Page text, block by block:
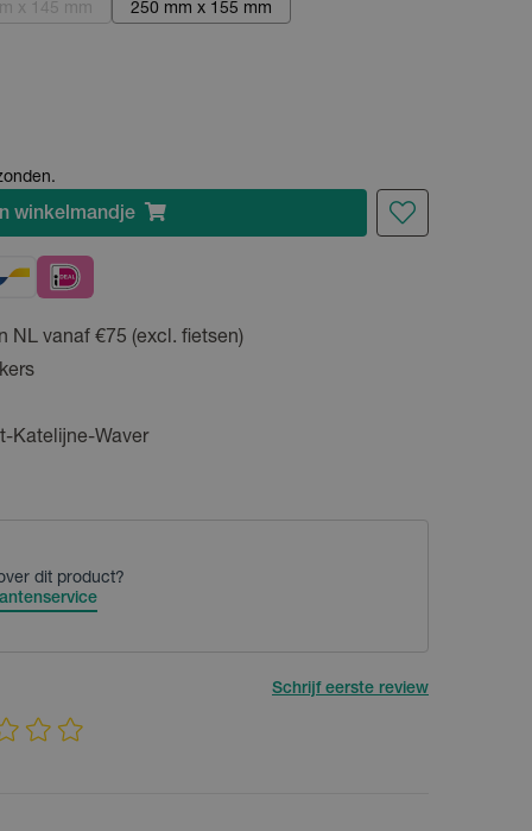
x 145 mm 250 mm x 155 mm
winkelmandje
NL vanaf €75 (excl. fietsen)
Katelijne-Waver
dit product?
Schrijf eerste review